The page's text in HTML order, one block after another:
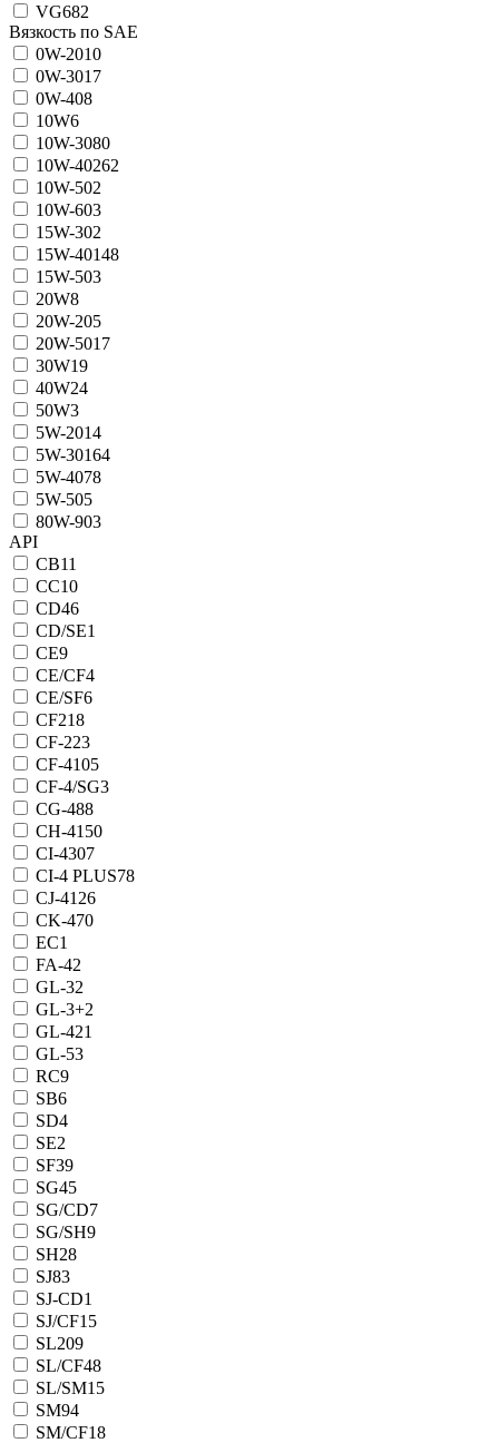
VG682
Вязкость по SAE
0W-2010
0W-3017
0W-408
10W6
10W-3080
10W-40262
10W-502
10W-603
15W-302
15W-40148
15W-503
20W8
20W-205
20W-5017
30W19
40W24
50W3
5W-2014
5W-30164
5W-4078
5W-505
80W-903
API
CB11
CC10
CD46
CD/SE1
CE9
CE/CF4
CE/SF6
CF218
CF-223
CF-4105
CF-4/SG3
CG-488
CH-4150
CI-4307
CI-4 PLUS78
CJ-4126
CK-470
EC1
FA-42
GL-32
GL-3+2
GL-421
GL-53
RC9
SB6
SD4
SE2
SF39
SG45
SG/CD7
SG/SH9
SH28
SJ83
SJ-CD1
SJ/CF15
SL209
SL/CF48
SL/SM15
SM94
SM/CF18